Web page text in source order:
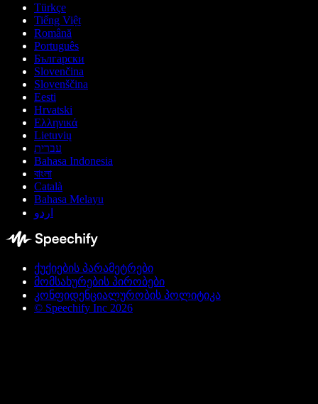
Türkçe
Tiếng Việt
Română
Português
Български
Slovenčina
Slovenščina
Eesti
Hrvatski
Ελληνικά
Lietuvių
עברית
Bahasa Indonesia
বাংলা
Català
Bahasa Melayu
اردو
ქუქიების პარამეტრები
მომსახურების პირობები
კონფიდენციალურობის პოლიტიკა
© Speechify Inc 2026